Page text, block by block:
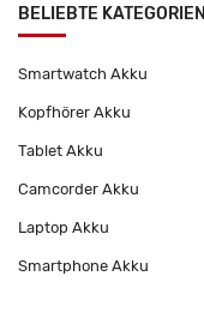
BELIEBTE KATEGORIEN
Smartwatch Akku
Kopfhörer Akku
Tablet Akku
Camcorder Akku
Laptop Akku
Smartphone Akku